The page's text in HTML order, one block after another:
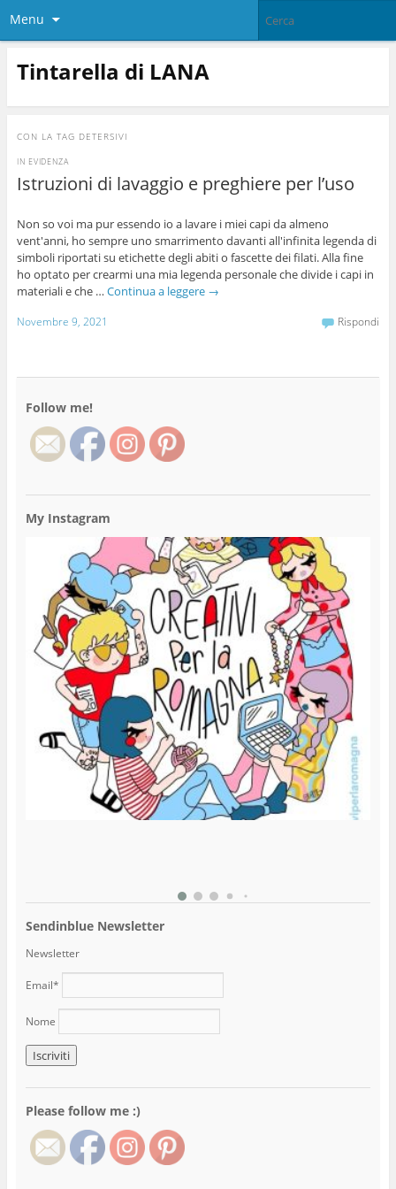
Menu
Tintarella di LANA
CON LA TAG DETERSIVI
Istruzioni di lavaggio e preghiere per l’uso
IN EVIDENZA
Non so voi ma pur essendo io a lavare i miei capi da almeno
vent'anni, ho sempre uno smarrimento davanti all'infinita legenda di
simboli riportati su etichette degli abiti o fascette dei filati. Alla fine
ho optato per crearmi una mia legenda personale che divide i capi in
materiali e che … Continua a leggere →
Novembre 9, 2021 Rispondi
Follow me!
My Instagram
Sendinblue Newsletter
Newsletter
Email*
Nome
Please follow me :)